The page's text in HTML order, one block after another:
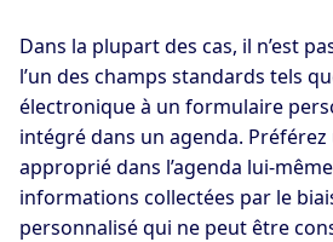
Dans la plupart des cas, il n’est
l’un des champs standards tels
électronique à un formulaire
intégré dans un agenda.
approprié dans l’agenda lui-
informations collectées par le
personnalisé qui ne peut être